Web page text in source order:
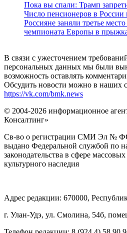
Пока вы спали: Трамп
Число пенсионеров в
Россияне заняли третье
чемпионата Европы в
В связи с ужесточением
персональных данных мы были
возможность оставлять
Обсудить новости можно в наших
https://vk.com/bmk.news
© 2004-2026 информационное
Консалтинг»
Св-во о регистрации СМИ Эл № ФС
выдано Федеральной службой по
законодательства в сфере
культурного наследия
Адрес редакции: 670000,
г. Улан-Удэ, ул. Смолина, 54б,